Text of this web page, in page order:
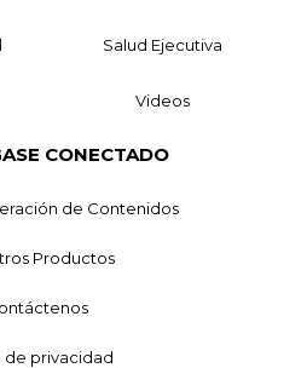
Salud Ejecutiva
Videos
CONECTADO
de Contenidos
Productos
de privacidad